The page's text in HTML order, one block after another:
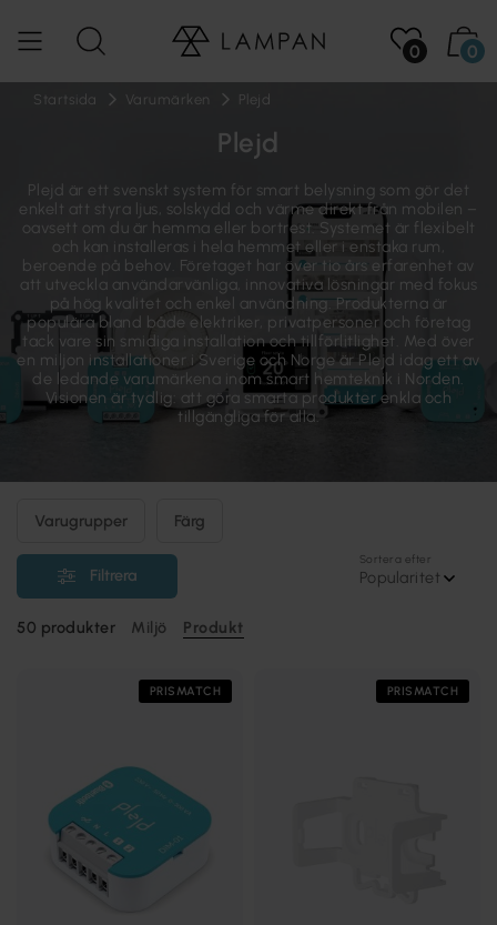
0 0
Startsida Varumärken Plejd
Plejd
Plejd är ett svenskt system för smart belysning som gör det
enkelt att styra ljus, solskydd och värme direkt från mobilen –
oavsett om du är hemma eller bortrest. Systemet är flexibelt
och kan installeras i hela hemmet eller i enstaka rum,
beroende på behov. Företaget har över tio års erfarenhet av
att utveckla användarvänliga, innovativa lösningar med fokus
på hög kvalitet och enkel användning. Produkterna är
populära bland både elektriker, privatpersoner och företag
tack vare sin smidiga installation och tillförlitlighet. Med över
en miljon installationer i Sverige och Norge är Plejd idag ett av
de ledande varumärkena inom smart hemteknik i Norden.
Visionen är tydlig: att göra smarta produkter enkla och
tillgängliga för alla.
Filtrera
Varugrupper Färg
Sortera efter
Popularitet
50 produkter Miljö Produkt
PRISMATCH PRISMATCH